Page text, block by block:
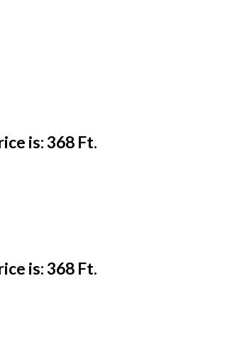
is: 368 Ft.
is: 368 Ft.